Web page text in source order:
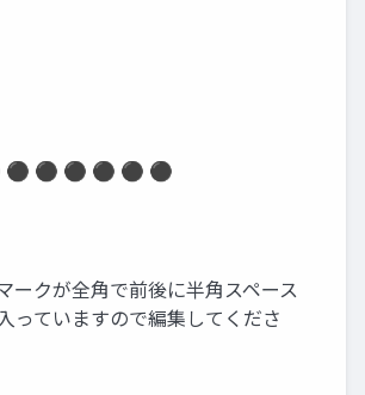
⚫ ⚫ ⚫ ⚫ ⚫ ⚫
ークが全角で前後に半角スペース
っていますので編集してくださ